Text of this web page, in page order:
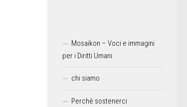
Mosaikon – Voci e immagini
per i Diritti Umani
chi siamo
Perchè sostenerci